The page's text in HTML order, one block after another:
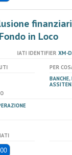
in Loco
IATI IDENTIFIER XM-
PER